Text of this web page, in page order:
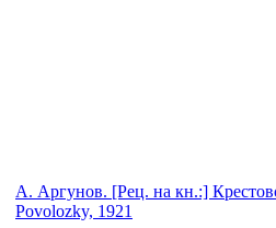
А. Аргунов. [Рец. на кн.:]
Povolozky, 1921